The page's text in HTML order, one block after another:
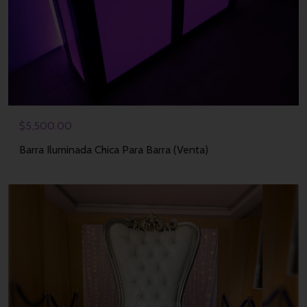
$5,500.00
Barra Iluminada Chica Para Barra (Venta)